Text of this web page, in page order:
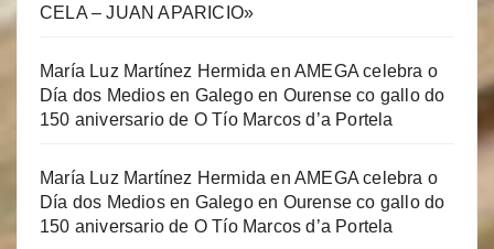
CELA – JUAN APARICIO»
María Luz Martínez Hermida enAMEGA celebra o
Día dos Medios en Galego en Ourense co gallo do
150 aniversario de O Tío Marcos d’a Portela
María Luz Martínez Hermida enAMEGA celebra o
Día dos Medios en Galego en Ourense co gallo do
150 aniversario de O Tío Marcos d’a Portela